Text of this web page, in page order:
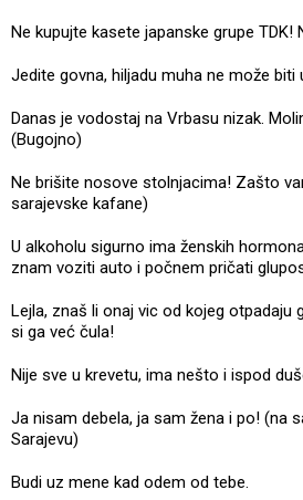
Ne kupujte kasete japanske grupe TDK!
Jedite govna, hiljadu muha ne može biti
Danas je vodostaj na Vrbasu nizak.
(Bugojno)
Ne brišite nosove stolnjacima! Zašto
sarajevske kafane)
U alkoholu sigurno ima ženskih
znam voziti auto i počnem pričati
Lejla, znaš li onaj vic od kojeg otpadaju
si ga već čula!
Nije sve u krevetu, ima nešto i ispod
Ja nisam debela, ja sam žena i po! (na
Sarajevu)
Budi uz mene kad odem od tebe.